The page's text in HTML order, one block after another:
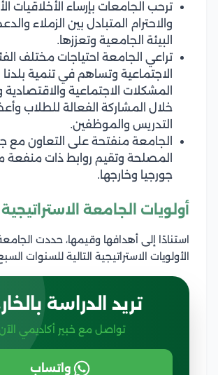
ترحب الجامعات بإرساء الأخلاقيات
والاحترام المتبادل بين الزملاء
البيئة الجامعية وتعززها.
تراعي الجامعة احتياجات مختلف
الاجتماعية وتساهم في تنمية
المشكلات الاجتماعية والاقتصادية
خلال المشاركة الفعالة للطلاب
التدريس والموظفين.
الجامعة منفتحة على التعاون
المصلحة وتقيم روابط ذات منفعة
جورجيا وخارجها.
أولويات الجامعة الاستراتيجية
استنادًا إلى أهدافها وقيمها، حددت الجامعة
الأولويات الاستراتيجية التالية للسنوات
تريد الدراسة
تواصل مع خبير أكاديمي
واتساب